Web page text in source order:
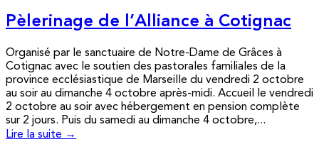
Pèlerinage de l’Alliance à Cotignac
Organisé par le sanctuaire de Notre-Dame de Grâces à
Cotignac avec le soutien des pastorales familiales de la
province ecclésiastique de Marseille du vendredi 2 octobre
au soir au dimanche 4 octobre après-midi. Accueil le vendredi
2 octobre au soir avec hébergement en pension complète
sur 2 jours. Puis du samedi au dimanche 4 octobre,...
Lire la suite →